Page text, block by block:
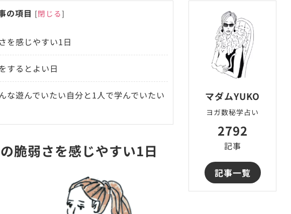
の項目 [閉じる]
を感じやすい1日
するとよい日
な遊んでいたい自分と1人で学んでいたい
脆弱さを感じやすい1日
マダムYUKO
ヨガ数秘学占い
2792
記事
記事一覧